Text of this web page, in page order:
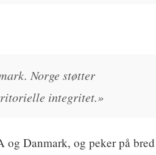
Norge støtter
integritet.»
og Danmark, og peker på bred